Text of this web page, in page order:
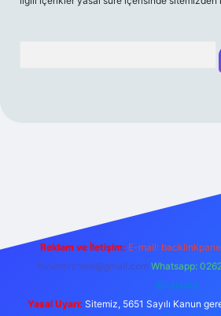
Reklam ve İletişim: E-mail:
forumhizmeti@gmail.com Whatsapp:
@karabul
Yasal Uyarı: Sitemiz, 5651 Sayılı Kanun